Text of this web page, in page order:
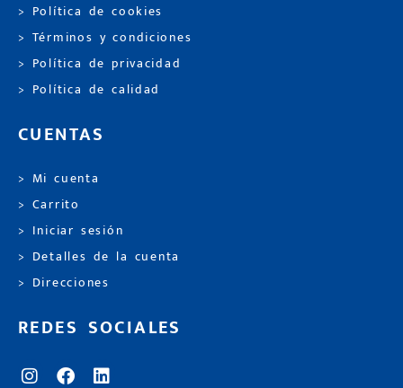
> Política de cookies
> Términos y condiciones
> Política de privacidad
> Política de calidad
CUENTAS
> Mi cuenta
> Carrito
> Iniciar sesión
> Detalles de la cuenta
> Direcciones
REDES SOCIALES